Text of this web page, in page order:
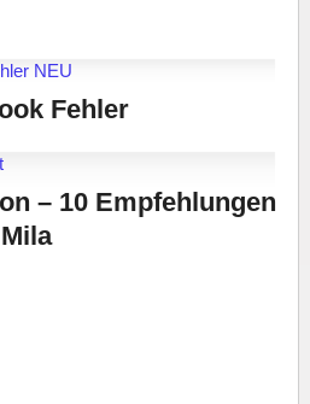
Fehler
– 10 Empfehlungen